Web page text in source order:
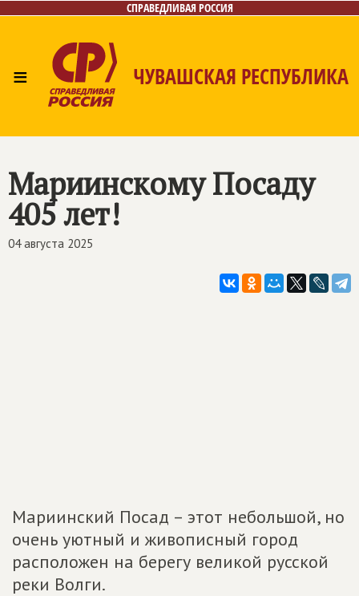
СПРАВЕДЛИВАЯ РОССИЯ
≡ ЧУВАШСКАЯ РЕСПУБЛИКА
Мариинскому Посаду
405 лет!
04 августа 2025
Мариинский Посад – этот небольшой, но
очень уютный и живописный город
расположен на берегу великой русской
реки Волги.